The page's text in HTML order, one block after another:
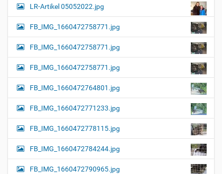
LR-Artikel 05052022.jpg
FB_IMG_1660472758771.jpg
FB_IMG_1660472758771.jpg
FB_IMG_1660472758771.jpg
FB_IMG_1660472764801.jpg
FB_IMG_1660472771233.jpg
FB_IMG_1660472778115.jpg
FB_IMG_1660472784244.jpg
FB_IMG_1660472790965.jpg